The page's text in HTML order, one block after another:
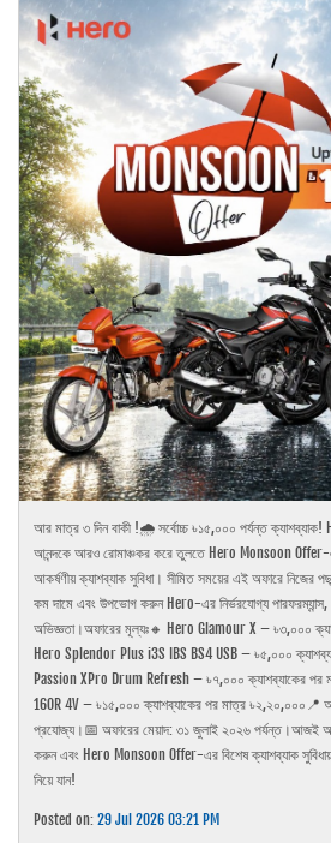
আর মাত্র ৩ দিন বাকী !🌧️ সর্বোচ্চ ৳১৫,০০০ পর্যন্ত
আনন্দকে আরও রোমাঞ্চকর করে তুলতে Hero Monsoon
আকর্ষণীয় ক্যাশব্যাক সুবিধা। সীমিত সময়ের এই অফারে নিজের
কম দামে এবং উপভোগ করুন Hero-এর নির্ভরযোগ্য পারফরম্যান্স,
অভিজ্ঞতা।অফারের মূল্যঃ🔸 Hero Glamour X – ৳৩,০০০
Hero Splendor Plus i3S IBS BS4 USB – ৳৫,০০০
Passion XPro Drum Refresh – ৳৭,০০০ ক্যাশব্যাকের
160R 4V – ৳১৫,০০০ ক্যাশব্যাকের পর মাত্র ৳২,২০,০০০📍
প্রযোজ্য।📅 অফারের মেয়াদ: ৩১ জুলাই ২০২৬ পর্যন্ত।আজই
করুন এবং Hero Monsoon Offer-এর বিশেষ ক্যাশব্যাক
নিয়ে যান!
Posted on:29 Jul 2026 03:21 PM